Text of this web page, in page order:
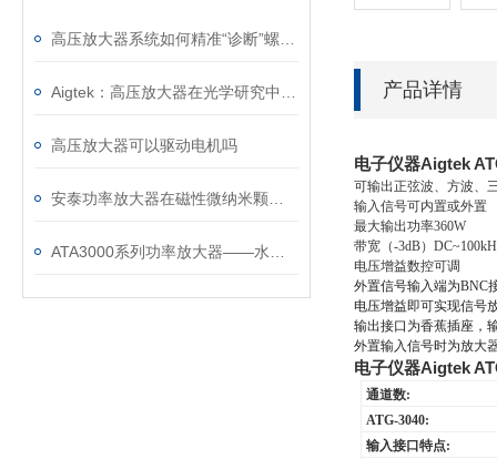
高压放大器可以驱动电机吗
产品详情
电子仪器Aigtek
可输出正弦波、方波、
输入信号可内置或外置
最大输出功率360W
带宽（-3dB）
电压增益数控可调
外置信号输入端为BNC
电压增益即可实现信号
输出接口为香蕉插座，
外置输入信号时为放大
电子仪器Aigtek
通道数:
ATG-3040:
输入接口特点: